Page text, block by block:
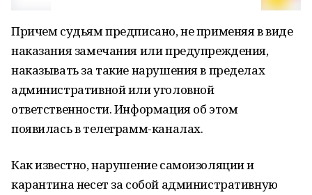
Причем судьям предписано, не применяя в виде
наказания замечания или предупреждения,
наказывать за такие нарушения в пределах
административной или уголовной
ответственности. Информация об этом
появилась в телеграмм-каналах.
Как известно, нарушение самоизоляции и
карантина несет за собой административную